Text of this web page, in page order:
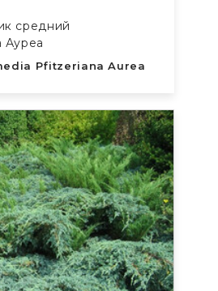
средний
Ауреа
Pfitzeriana Aurea